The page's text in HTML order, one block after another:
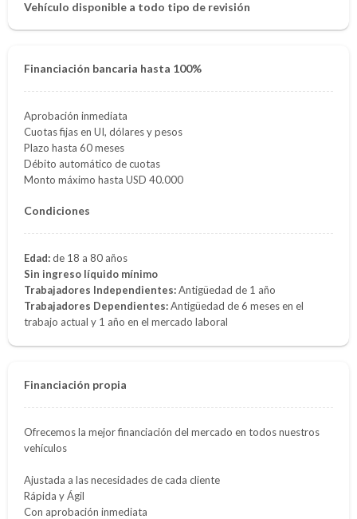
Vehículo disponible a todo tipo de revisión
Financiación bancaria hasta 100%
Aprobación inmediata
Cuotas fijas en UI, dólares y pesos
Plazo hasta 60 meses
Débito automático de cuotas
Monto máximo hasta USD 40.000
Condiciones
Edad:de 18 a 80 años
Sin ingreso líquido mínimo
Trabajadores Independientes:Antigüedad de 1 año
Trabajadores Dependientes:Antigüedad de 6 meses en el
trabajo actual y 1 año en el mercado laboral
Financiación propia
Ofrecemos la mejor financiación del mercado en todos nuestros
vehículos
Ajustada a las necesidades de cada cliente
Rápida y Ágil
Con aprobación inmediata